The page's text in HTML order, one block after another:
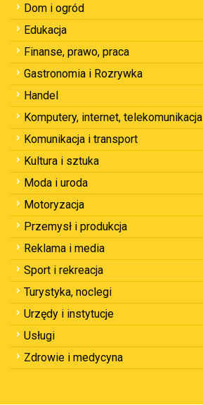
Dom i ogród
Edukacja
Finanse, prawo, praca
Gastronomia i Rozrywka
Handel
Komputery, internet, telekomunikacja
Komunikacja i transport
Kultura i sztuka
Moda i uroda
Motoryzacja
Przemysł i produkcja
Reklama i media
Sport i rekreacja
Turystyka, noclegi
Urzędy i instytucje
Usługi
Zdrowie i medycyna